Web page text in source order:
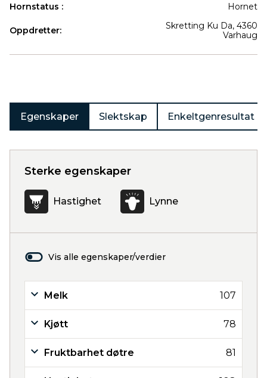
Hornstatus :
Hornet
Oppdretter:
Skretting Ku Da, 4360
Varhaug
Egenskaper Slektskap Enkeltgenresultat
Sterke egenskaper
Hastighet Lynne
Vis alle egenskaper/verdier
Melk 107
Kjøtt 78
Fruktbarhet døtre 81